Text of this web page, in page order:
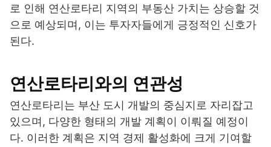
로 인해 연산로타리 지역의 부동산 가치는 상승할 것
으로 예상되며, 이는 투자자들에게 긍정적인 신호가
된다.
연산로타리와의 연관성
연산로타리는 부산 도시 개발의 중심지로 자리잡고
있으며, 다양한 형태의 개발 계획이 이뤄질 예정이
다. 이러한 계획은 지역 경제 활성화에 크게 기여할